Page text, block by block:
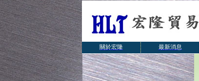
關於宏隆
最新消息